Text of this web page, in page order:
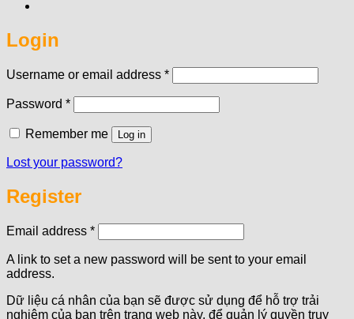
Login
Username or email address *Required
Password *Required
Remember me Log in
Lost your password?
Register
Email address *Required
A link to set a new password will be sent to your email
address.
Dữ liệu cá nhân của bạn sẽ được sử dụng để hỗ trợ trải
nghiệm của bạn trên trang web này, để quản lý quyền truy